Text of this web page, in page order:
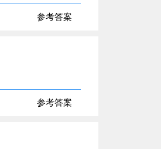
参考答案
参考答案